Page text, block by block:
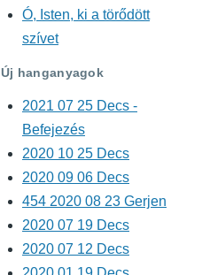
Ó, Isten, ki a törődött
szívet
Új hanganyagok
2021 07 25 Decs -
Befejezés
2020 10 25 Decs
2020 09 06 Decs
454 2020 08 23 Gerjen
2020 07 19 Decs
2020 07 12 Decs